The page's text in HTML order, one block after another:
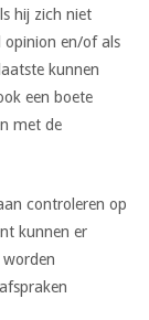
hij zich niet
opinion en/of als
kunnen
een boete
met de
controleren op
kunnen er